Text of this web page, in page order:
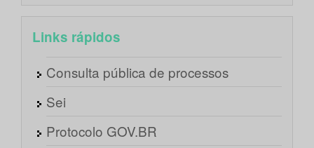
Links rápidos
Consulta pública de processos
Sei
Protocolo GOV.BR